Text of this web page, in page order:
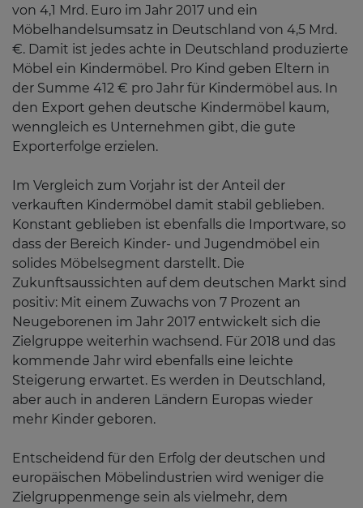
von 4,1 Mrd. Euro im Jahr 2017 und ein
Möbelhandelsumsatz in Deutschland von 4,5 Mrd.
€. Damit ist jedes achte in Deutschland produzierte
Möbel ein Kindermöbel. Pro Kind geben Eltern in
der Summe 412 € pro Jahr für Kindermöbel aus. In
den Export gehen deutsche Kindermöbel kaum,
wenngleich es Unternehmen gibt, die gute
Exporterfolge erzielen.
Im Vergleich zum Vorjahr ist der Anteil der
verkauften Kindermöbel damit stabil geblieben.
Konstant geblieben ist ebenfalls die Importware, so
dass der Bereich Kinder- und Jugendmöbel ein
solides Möbelsegment darstellt. Die
Zukunftsaussichten auf dem deutschen Markt sind
positiv: Mit einem Zuwachs von 7 Prozent an
Neugeborenen im Jahr 2017 entwickelt sich die
Zielgruppe weiterhin wachsend. Für 2018 und das
kommende Jahr wird ebenfalls eine leichte
Steigerung erwartet. Es werden in Deutschland,
aber auch in anderen Ländern Europas wieder
mehr Kinder geboren.
Entscheidend für den Erfolg der deutschen und
europäischen Möbelindustrien wird weniger die
Zielgruppenmenge sein als vielmehr, dem